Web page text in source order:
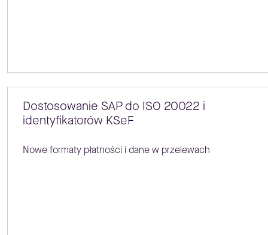
Dostosowanie SAP do ISO 20022 i
identyfikatorów KSeF
Nowe formaty płatności i dane w przelewach